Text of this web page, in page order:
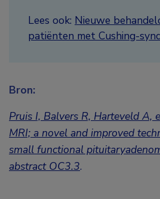
Lees ook: Nieuwe
patiënten met Cushing-
Bron:
Pruis I, Balvers R, Harteveld A,
MRI; a novel and improved
small functional
abstract OC3.3.